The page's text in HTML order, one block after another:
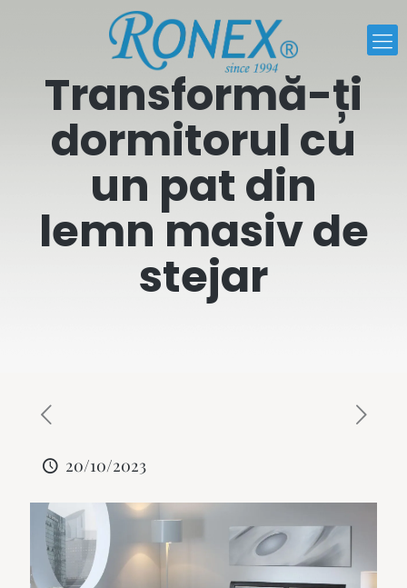
Transformă-ți
dormitorul cu
un pat din
lemn masiv de
stejar
20/10/2023